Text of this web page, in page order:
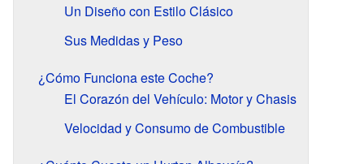
Un Diseño con Estilo Clásico
Sus Medidas y Peso
¿Cómo Funciona este Coche?
El Corazón del Vehículo: Motor y Chasis
Velocidad y Consumo de Combustible